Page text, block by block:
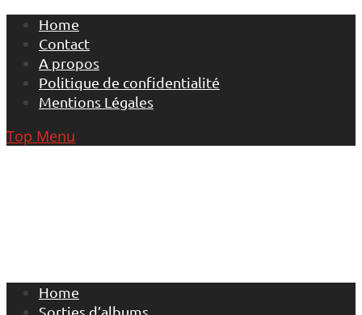
Skip
content
Home
Contact
A propos
Politique de confidentialité
Mentions Légales
Top Menu
Home
Sorties d’albums